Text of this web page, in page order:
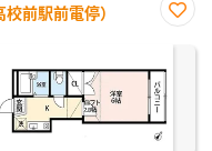
前駅前電停）
に入
り登